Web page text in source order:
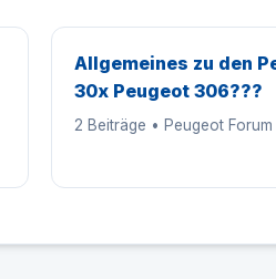
Allgemeines zu den
30x Peugeot 306???
2 Beiträge • Peugeot Forum